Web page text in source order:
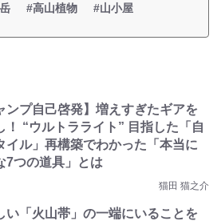
#高山植物 #山小屋
ンプ自己啓発】増えすぎたギアを
！ “ウルトラライト” 目指した「自
イル」再構築でわかった「本当に
7つの道具」とは
猫田 猫之介
い「火山帯」の一端にいることを